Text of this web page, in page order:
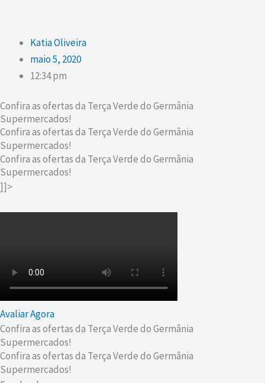
Katia Oliveira
maio 5, 2020
12:34 pm
Confira as ofertas da Terça Verde do Germânia
Supermercados!
Confira as ofertas da Terça Verde do Germânia
Supermercados!
Confira as ofertas da Terça Verde do Germânia
Supermercados!
]]>
Avaliar Agora
Confira as ofertas da Terça Verde do Germânia
Supermercados!
Confira as ofertas da Terça Verde do Germânia
Supermercados!